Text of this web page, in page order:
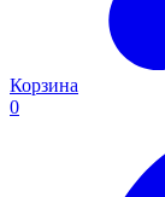
Корзина
0